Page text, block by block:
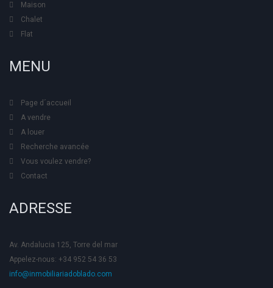
Maison
Chalet
Flat
MENU
Page d´accueil
A vendre
A louer
Recherche avancée
Vous voulez vendre?
Contact
ADRESSE
Av. Andalucia 125, Torre del mar
Appelez-nous: +34 952 54 36 53
info@inmobiliariadoblado.com